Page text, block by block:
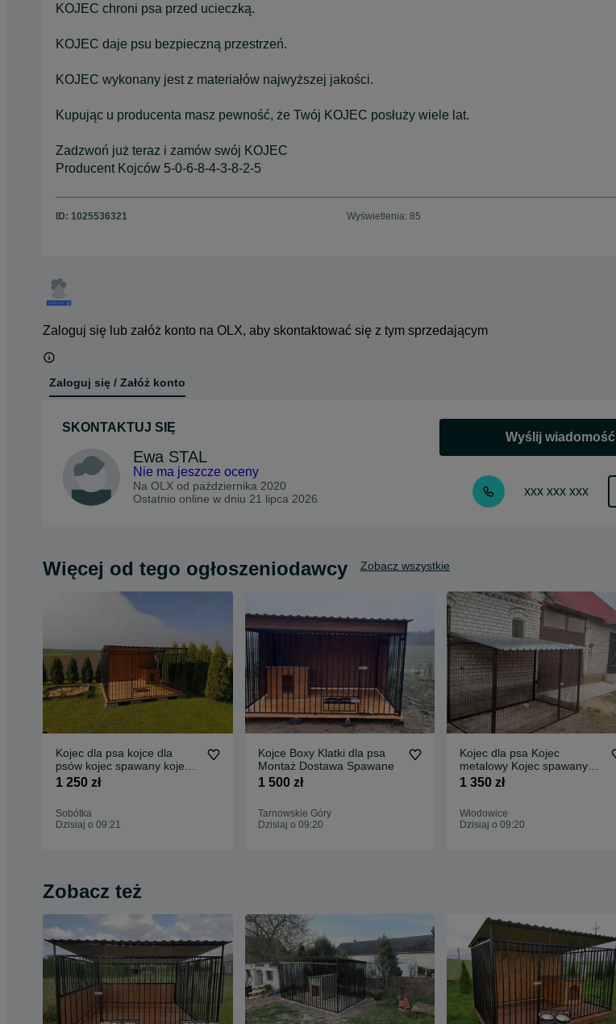
KOJEC chroni psa przed ucieczką.
KOJEC daje psu bezpieczną przestrzeń.
KOJEC wykonany jest z materiałów najwyższej jakości.
Kupując u producenta masz pewność, że Twój KOJEC posłuży wiele lat.
Zadzwoń już teraz i zamów swój KOJEC
Producent Kojców 5-0-6-8-4-3-8-2-5
ID: 1025536321 Wyświetlenia: 85
Zaloguj się lub załóż konto na OLX, aby skontaktować się z tym sprzedającym
Zaloguj się / Załóż konto
SKONTAKTUJ SIĘ
Ewa STAL
Nie ma jeszcze oceny
Na OLX od października 2020
Ostatnio online w dniu 21 lipca 2026
Wyślij wiadomość
xxx xxx xxx
Więcej od tego ogłoszeniodawcy Zobacz wszystkie
Kojec dla psa kojce dla
psów kojec spawany kojec
szybka realizacjia
1 250 zł
Sobótka
Dzisiaj o 09:21
Kojce Boxy Klatki dla psa
Montaż Dostawa Spawane
1 500 zł
Tarnowskie Góry
Dzisiaj o 09:20
Kojec dla psa Kojec
metalowy Kojec spawany
Kojec od Producenta
1 350 zł
Włodowice
Dzisiaj o 09:20
Zobacz też